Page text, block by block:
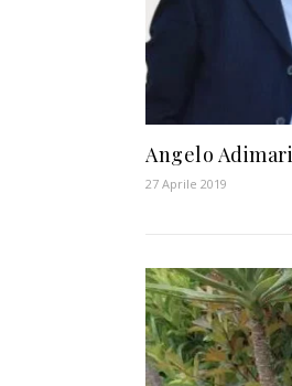
Angelo Adimari
27 Aprile 2019